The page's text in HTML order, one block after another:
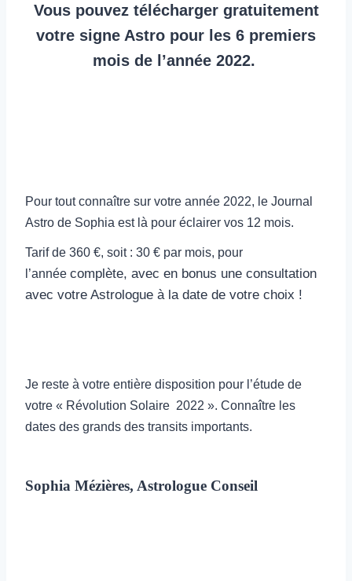
Vous pouvez télécharger gratuitement
votre signe Astro pour les 6 premiers
mois de l’année 2022.
Pour tout connaître sur votre année 2022, le Journal
Astro de Sophia est là pour éclairer vos 12 mois.
Tarif de 360 €, soit : 30 € par mois, pour
l’année complète, avec en bonus une consultation
avec votre Astrologue à la date de votre choix !
Je reste à votre entière disposition pour l’étude de
votre « Révolution Solaire 2022 ». Connaître les
dates des grands des transits importants.
Sophia Mézières, Astrologue Conseil